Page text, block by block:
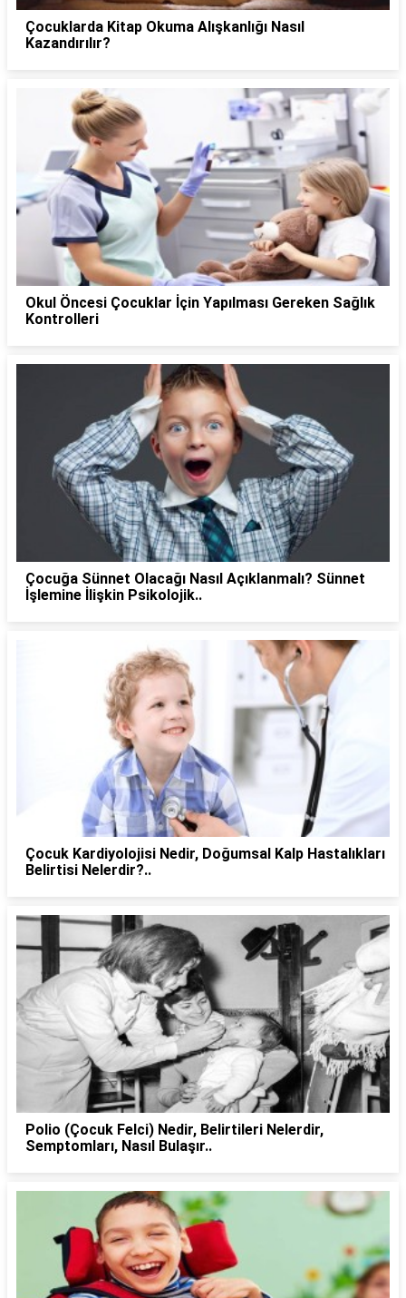
Çocuklarda Kitap Okuma Alışkanlığı Nasıl
Kazandırılır?
Okul Öncesi Çocuklar İçin Yapılması Gereken Sağlık
Kontrolleri
Çocuğa Sünnet Olacağı Nasıl Açıklanmalı? Sünnet
İşlemine İlişkin Psikolojik..
Çocuk Kardiyolojisi Nedir, Doğumsal Kalp Hastalıkları
Belirtisi Nelerdir?..
Polio (Çocuk Felci) Nedir, Belirtileri Nelerdir,
Semptomları, Nasıl Bulaşır..